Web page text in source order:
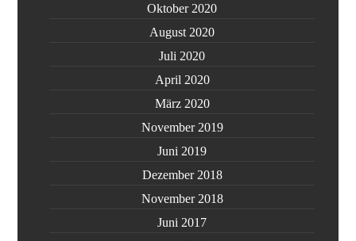
Oktober 2020
August 2020
Juli 2020
April 2020
März 2020
November 2019
Juni 2019
Dezember 2018
November 2018
Juni 2017